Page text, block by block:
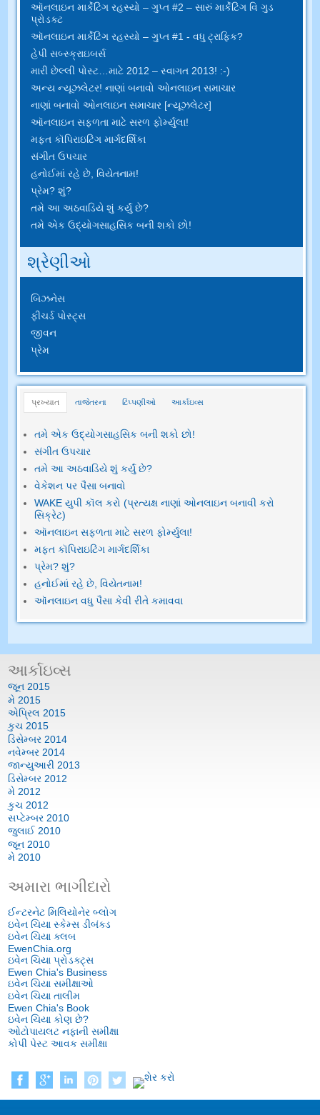
ઑનલાઇન માર્કેટિંગ રહસ્યો – ગુપ્ત #2 – સારું માર્કેટિંગ વિ ગુડ
પ્રોડક્ટ
ઑનલાઇન માર્કેટિંગ રહસ્યો – ગુપ્ત #1 - વધુ ટ્રાફિક?
હેપી સબ્સ્ક્રાઇબર્સ
મારી છેલ્લી પોસ્ટ…માટે 2012 – સ્વાગત 2013! :-)
અન્ય ન્યૂઝલેટર! નાણાં બનાવો ઓનલાઇન સમાચાર
નાણાં બનાવો ઓનલાઇન સમાચાર [ન્યૂઝલેટર]
ઑનલાઇન સફળતા માટે સરળ ફોર્મ્યુલા!
મફત કૉપિરાઇટિંગ માર્ગદર્શિકા
સંગીત ઉપચાર
હનોઈમાં રહે છે, વિયેતનામ!
પ્રેમ? શું?
તમે આ અઠવાડિયે શું કર્યું છે?
તમે એક ઉદ્યોગસાહસિક બની શકો છો!
શ્રેણીઓ
બિઝનેસ
ફીચર્ડ પોસ્ટ્સ
જીવન
પ્રેમ
પ્રખ્યાત તાજેતરના ટિપ્પણીઓ આર્કાઇવ્સ
તમે એક ઉદ્યોગસાહસિક બની શકો છો!
સંગીત ઉપચાર
તમે આ અઠવાડિયે શું કર્યું છે?
વેકેશન પર પૈસા બનાવો
WAKE યુપી કૉલ કરો (પ્રત્યક્ષ નાણાં ઓનલાઇન બનાવી કરો
સિક્રેટ)
ઑનલાઇન સફળતા માટે સરળ ફોર્મ્યુલા!
મફત કૉપિરાઇટિંગ માર્ગદર્શિકા
પ્રેમ? શું?
હનોઈમાં રહે છે, વિયેતનામ!
ઑનલાઇન વધુ પૈસા કેવી રીતે કમાવવા
આર્કાઇવ્સ
જૂન 2015
મે 2015
એપ્રિલ 2015
કુચ 2015
ડિસેમ્બર 2014
નવેમ્બર 2014
જાન્યુઆરી 2013
ડિસેમ્બર 2012
મે 2012
કુચ 2012
સપ્ટેમ્બર 2010
જુલાઈ 2010
જૂન 2010
મે 2010
અમારા ભાગીદારો
ઈન્ટરનેટ મિલિયોનેર બ્લોગ
ઇવેન ચિયા સ્કેમ્સ ડીબંક્ડ
ઇવેન ચિયા ક્લબ
EwenChia.org
ઇવેન ચિયા પ્રોડક્ટ્સ
Ewen Chia's Business
ઇવેન ચિયા સમીક્ષાઓ
ઇવેન ચિયા તાલીમ
Ewen Chia's Book
ઇવેન ચિયા કોણ છે?
ઓટોપાયલટ નફાની સમીક્ષા
કોપી પેસ્ટ આવક સમીક્ષા